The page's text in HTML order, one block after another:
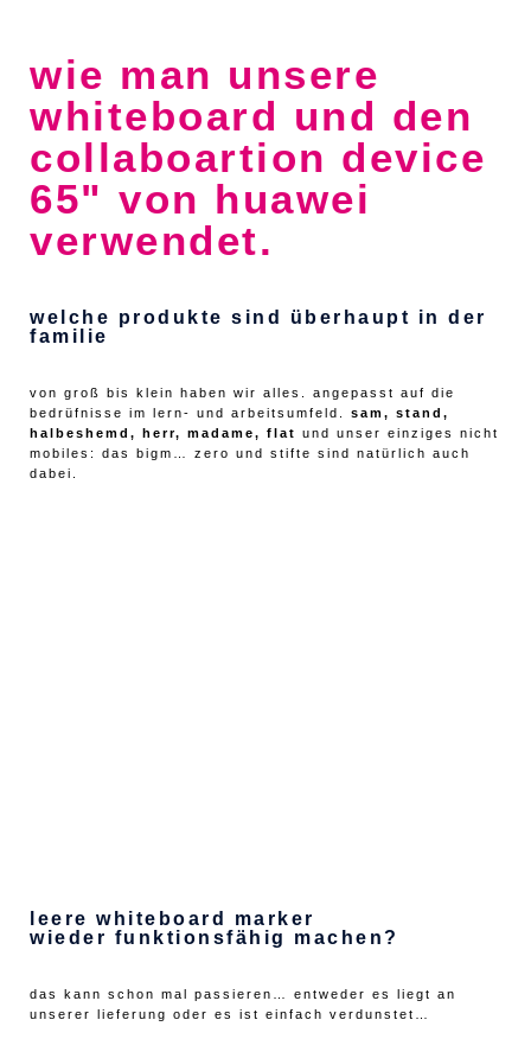
wie man unsere
whiteboard und den
collaboartion device
65" von huawei
verwendet.
welche produkte sind überhaupt in der
familie
von groß bis klein haben wir alles. angepasst auf die
bedrüfnisse im lern- und arbeitsumfeld. sam, stand,
halbeshemd, herr, madame, flat und unser einziges nicht
mobiles: das bigm… zero und stifte sind natürlich auch
dabei.
leere whiteboard marker
wieder funktionsfähig machen?
das kann schon mal passieren… entweder es liegt an
unserer lieferung oder es ist einfach verdunstet…